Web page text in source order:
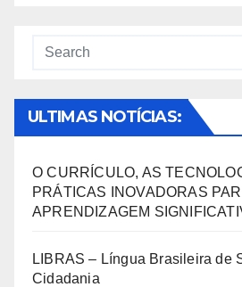
ULTIMAS NOTÍCIAS:
O CURRÍCULO, AS
PRÁTICAS INOVADORAS
APRENDIZAGEM
LIBRAS – Língua Brasileira de
Cidadania